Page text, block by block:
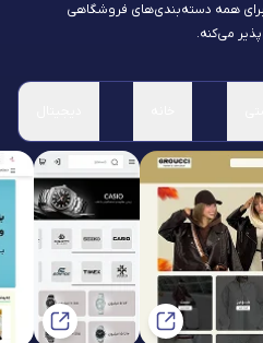
همه دسته‌بندی‌های فروشگاهی
می‌کنه.